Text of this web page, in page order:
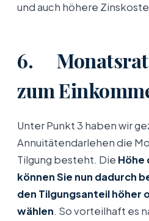
und auch höhere
6.
zum
Unter Punkt 3 haben wir
Annuitätendarlehen die
Tilgung besteht. Die Höhe
können Sie nun dadurch
den Tilgungsanteil höher
wählen. So vorteilhaft es